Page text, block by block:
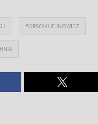
#ORSON HEJNOWICZ